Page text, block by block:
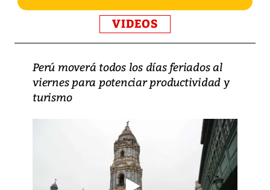
VIDEOS
Perú moverá todos los días feriados al
viernes para potenciar productividad y
turismo